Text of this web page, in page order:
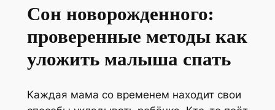
Сон новорожденного:
проверенные методы как
уложить малыша спать
Каждая мама со временем находит свои